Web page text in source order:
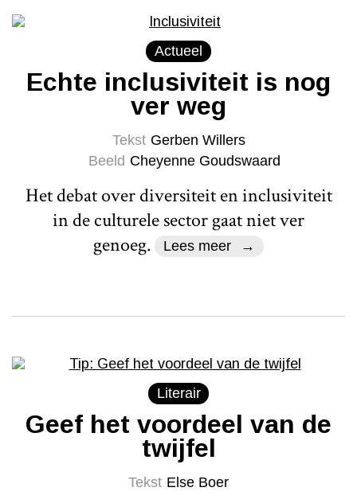
Actueel
Echte inclusiviteit is nog
ver weg
Tekst Gerben Willers
Beeld Cheyenne Goudswaard
Het debat over diversiteit en inclusiviteit
in de culturele sector gaat niet ver
genoeg.
Lees meer
Literair
Geef het voordeel van de
twijfel
Tekst Else Boer